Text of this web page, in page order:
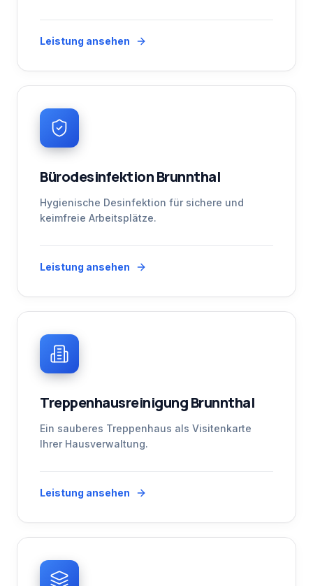
Leistung ansehen
Bürodesinfektion Brunnthal
Hygienische Desinfektion für sichere und
keimfreie Arbeitsplätze.
Leistung ansehen
Treppenhausreinigung Brunnthal
Ein sauberes Treppenhaus als Visitenkarte
Ihrer Hausverwaltung.
Leistung ansehen